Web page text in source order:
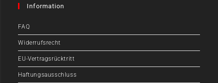
Information
FAQ
Widerrufsrecht
EU-Vertragsrücktritt
Haftungsausschluss